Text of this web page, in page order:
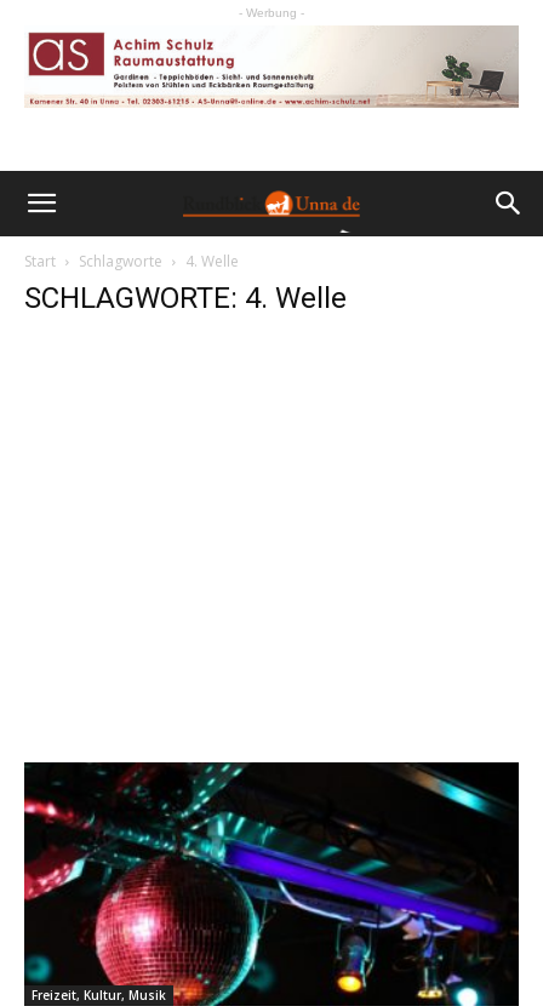
- Werbung -
Start Schlagworte 4. Welle
SCHLAGWORTE: 4. Welle
Freizeit, Kultur, Musik